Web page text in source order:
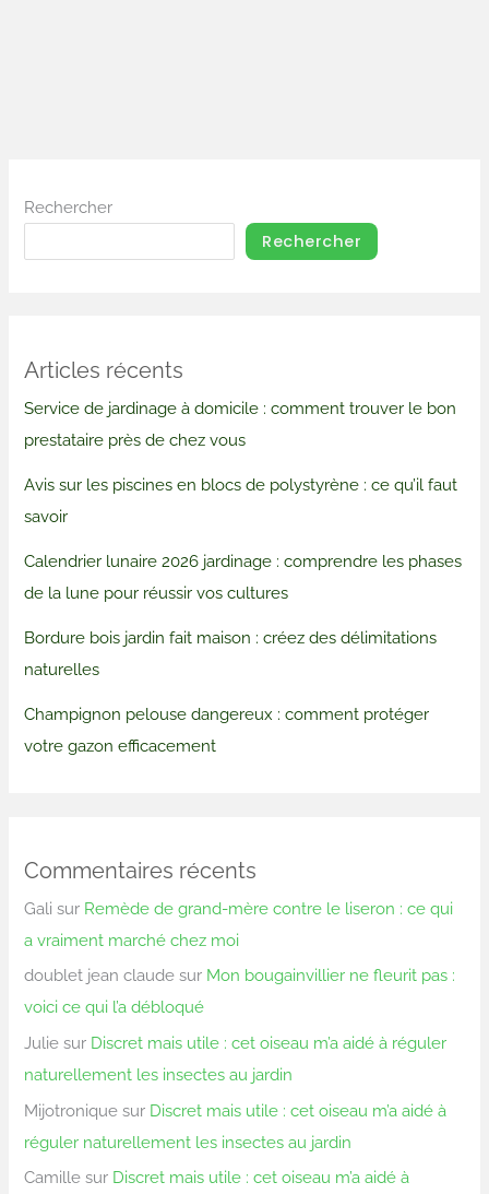
Rechercher
Rechercher
Articles récents
Service de jardinage à domicile : comment trouver le bon
prestataire près de chez vous
Avis sur les piscines en blocs de polystyrène : ce qu’il faut
savoir
Calendrier lunaire 2026 jardinage : comprendre les phases
de la lune pour réussir vos cultures
Bordure bois jardin fait maison : créez des délimitations
naturelles
Champignon pelouse dangereux : comment protéger
votre gazon efficacement
Commentaires récents
Gali sur Remède de grand-mère contre le liseron : ce qui
a vraiment marché chez moi
doublet jean claude sur Mon bougainvillier ne fleurit pas :
voici ce qui l’a débloqué
Julie sur Discret mais utile : cet oiseau m’a aidé à réguler
naturellement les insectes au jardin
Mijotronique sur Discret mais utile : cet oiseau m’a aidé à
réguler naturellement les insectes au jardin
Camille sur Discret mais utile : cet oiseau m’a aidé à